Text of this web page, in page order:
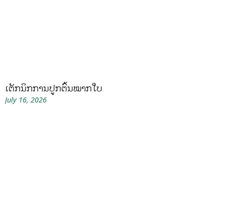
ເຕັກນິກການປູກຕົ້ນໝາກໃບ
July 16, 2026